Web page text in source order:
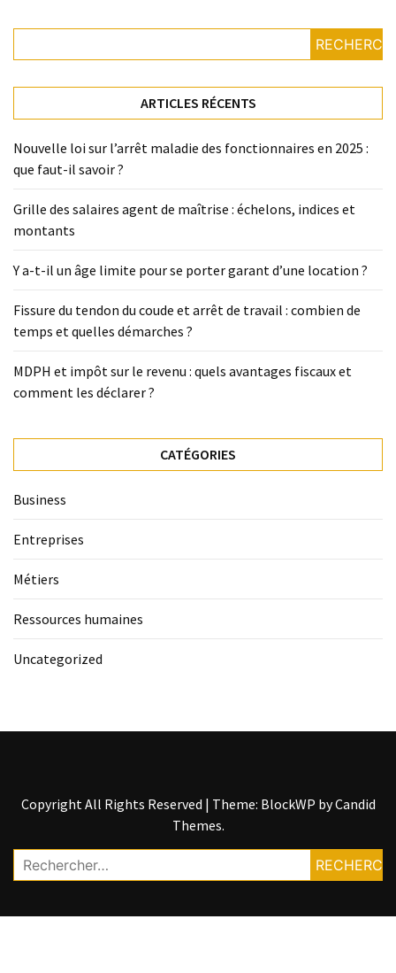
ARTICLES RÉCENTS
Nouvelle loi sur l’arrêt maladie des fonctionnaires en 2025 :
que faut-il savoir ?
Grille des salaires agent de maîtrise : échelons, indices et
montants
Y a-t-il un âge limite pour se porter garant d’une location ?
Fissure du tendon du coude et arrêt de travail : combien de
temps et quelles démarches ?
MDPH et impôt sur le revenu : quels avantages fiscaux et
comment les déclarer ?
CATÉGORIES
Business
Entreprises
Métiers
Ressources humaines
Uncategorized
Copyright All Rights Reserved | Theme: BlockWP byCandid
Themes.
Rechercher :